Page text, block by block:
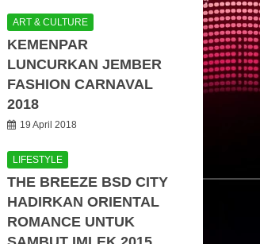
ART & CULTURE
KEMENPAR
LUNCURKAN JEMBER
FASHION CARNAVAL
2018
19 April 2018
LIFESTYLE
THE BREEZE BSD CITY
HADIRKAN ORIENTAL
ROMANCE UNTUK